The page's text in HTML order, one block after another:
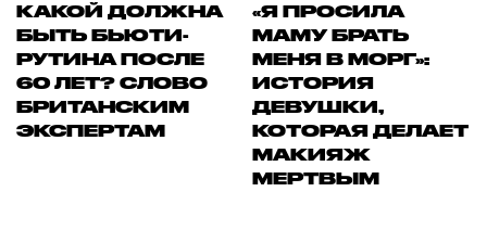
КАКОЙ ДОЛЖНА
БЫТЬ БЬЮТИ-
РУТИНА ПОСЛЕ
60 ЛЕТ? СЛОВО
БРИТАНСКИМ
ЭКСПЕРТАМ
«Я ПРОСИЛА
МАМУ БРАТЬ
МЕНЯ В МОРГ»:
ИСТОРИЯ
ДЕВУШКИ,
КОТОРАЯ ДЕЛАЕТ
МАКИЯЖ
МЕРТВЫМ